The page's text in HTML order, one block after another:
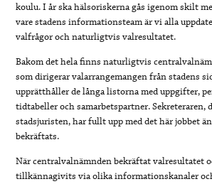
koulu. I år ska hälsoriskerna gås igenom skilt
vare stadens informationsteam är vi alla
valfrågor och naturligtvis valresultatet.
Bakom det hela finns naturligtvis
som dirigerar valarrangemangen från stadens
upprätthåller de långa listorna med uppgifter,
tidtabeller och samarbetspartner. Sekreteraren,
stadsjuristen, har fullt upp med det här jobbet
bekräftats.
När centralvalnämnden bekräftat valresultatet
tillkännagivits via olika informationskanaler